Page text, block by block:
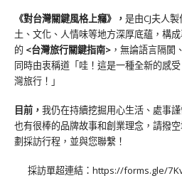
《對台灣關鍵風格上癮》 ， 是由CJ夫人
土、文化、人情味等地方深厚底蘊，構
的 <台灣旅行關鍵指南> ，無論語言隔閡
同時由衷稱道「哇！這是一種全新的感
灣旅行！」
目前， 我仍在持續挖掘用心生活、處事
也有很棒的品牌故事和創業理念，請撥
劃採訪行程，並與您聯繫！
採訪單超連結： https://forms.gle/